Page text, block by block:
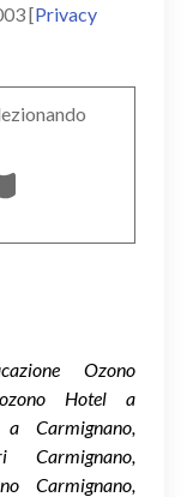
[Privacy
Ozono
ozono Hotel a
Carmignano,
Carmignano,